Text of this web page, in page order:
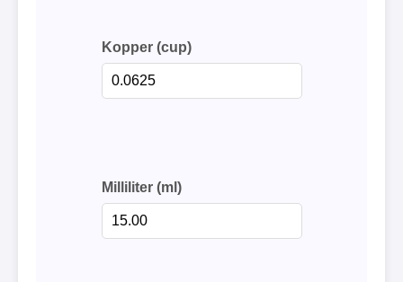
Kopper (cup)
Milliliter (ml)